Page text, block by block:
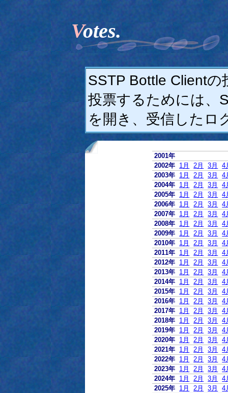
Votes.
SSTP Bottle Client
投票するためには、
を開き、受信したロ
2001年
2002年 1月 2月 3月
4
2003年 1月 2月 3月
4
2004年 1月 2月 3月
4
2005年 1月 2月 3月
4
2006年 1月 2月 3月
4
2007年 1月 2月 3月
4
2008年 1月 2月 3月
4
2009年 1月 2月 3月
4
2010年 1月 2月 3月
4
2011年 1月 2月 3月
4
2012年 1月 2月 3月
4
2013年 1月 2月 3月
4
2014年 1月 2月 3月
4
2015年 1月 2月 3月
4
2016年 1月 2月 3月
4
2017年 1月 2月 3月
4
2018年 1月 2月 3月
4
2019年 1月 2月 3月
4
2020年 1月 2月 3月
4
2021年 1月 2月 3月
4
2022年 1月 2月 3月
4
2023年 1月 2月 3月
4
2024年 1月 2月 3月
4
2025年 1月 2月 3月
4